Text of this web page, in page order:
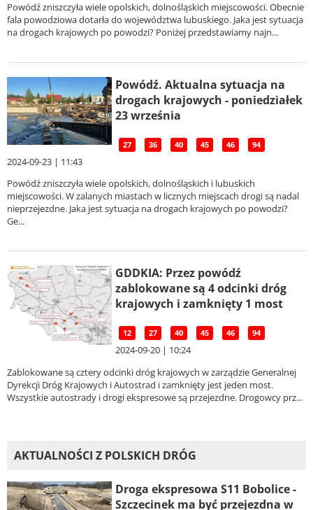
Powódź zniszczyła wiele opolskich, dolnośląskich miejscowości. Obecnie
fala powodziowa dotarła do województwa lubuskiego. Jaka jest sytuacja
na drogach krajowych po powodzi? Poniżej przedstawiamy najn...
Powódź. Aktualna sytuacja na
drogach krajowych - poniedziałek
23 września
27 36 40 45 46 94
2024-09-23 | 11:43
Powódź zniszczyła wiele opolskich, dolnośląskich i lubuskich
miejscowości. W zalanych miastach w licznych miejscach drogi są nadal
nieprzejezdne. Jaka jest sytuacja na drogach krajowych po powodzi?
Ge...
GDDKIA: Przez powódź
zablokowane są 4 odcinki dróg
krajowych i zamknięty 1 most
12 27 40 45 46 94
2024-09-20 | 10:24
Zablokowane są cztery odcinki dróg krajowych w zarządzie Generalnej
Dyrekcji Dróg Krajowych i Autostrad i zamknięty jest jeden most.
Wszystkie autostrady i drogi ekspresowe są przejezdne. Drogowcy prz...
AKTUALNOŚCI Z POLSKICH DRÓG
Droga ekspresowa S11 Bobolice -
Szczecinek ma być przejezdna w